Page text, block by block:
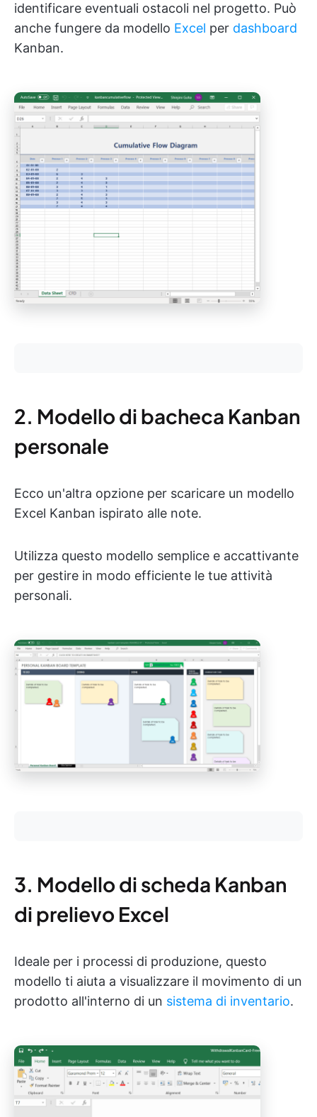
identificare eventuali ostacoli nel progetto. Può
anche fungere da modello Excel per dashboard
Kanban.
2. Modello di bacheca Kanban
personale
Ecco un'altra opzione per scaricare un modello
Excel Kanban ispirato alle note.
Utilizza questo modello semplice e accattivante
per gestire in modo efficiente le tue attività
personali.
3. Modello di scheda Kanban
di prelievo Excel
Ideale per i processi di produzione, questo
modello ti aiuta a visualizzare il movimento di un
prodotto all'interno di un sistema di inventario.